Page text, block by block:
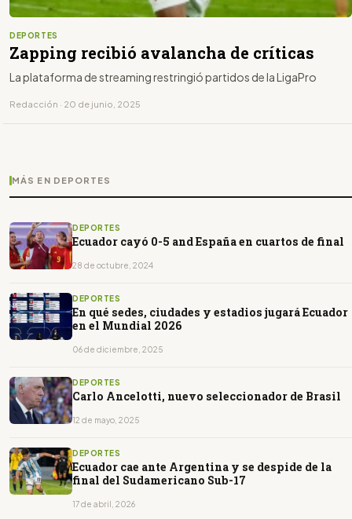
DEPORTES
Zapping recibió avalancha de críticas
La plataforma de streaming restringió partidos de la LigaPro
Redacción · 20 de junio, 2025
MÁS EN DEPORTES
DEPORTES
Ecuador cayó 0-5 and España en cuartos de final
28 de octubre, 2024
DEPORTES
En qué sedes, ciudades y estadios jugará Ecuador
en el Mundial 2026
06 de diciembre, 2025
DEPORTES
Carlo Ancelotti, nuevo seleccionador de Brasil
12 de mayo, 2025
DEPORTES
Ecuador cae ante Argentina y se despide de la
final del Sudamericano Sub-17
17 de abril, 2026